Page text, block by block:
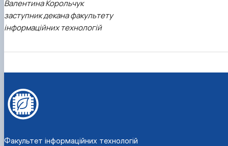
Валентина Корольчук
заступник декана факультету
інформаційних технологій
Факультет інформаційних технологій